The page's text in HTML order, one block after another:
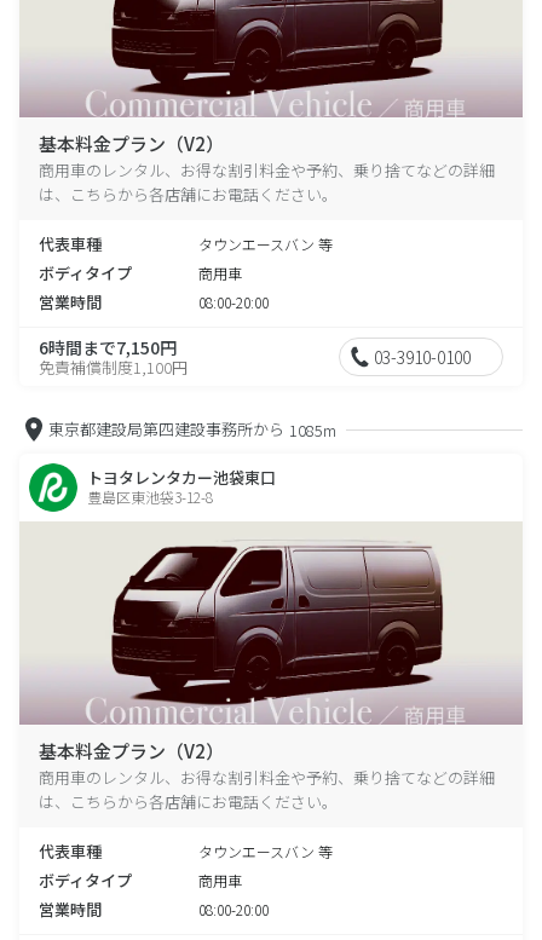
基本料金プラン（V2）
商用車のレンタル、お得な割引料金や予約、乗り捨てなどの詳細
は、こちらから各店舗にお電話ください。
代表車種 タウンエースバン 等
ボディタイプ 商用車
営業時間 08:00-20:00
6時間まで7,150円
免責補償制度1,100円 03-3910-0100
東京都建設局第四建設事務所から 1085m
トヨタレンタカー池袋東口
豊島区東池袋3-12-8
基本料金プラン（V2）
商用車のレンタル、お得な割引料金や予約、乗り捨てなどの詳細
は、こちらから各店舗にお電話ください。
代表車種 タウンエースバン 等
ボディタイプ 商用車
営業時間 08:00-20:00